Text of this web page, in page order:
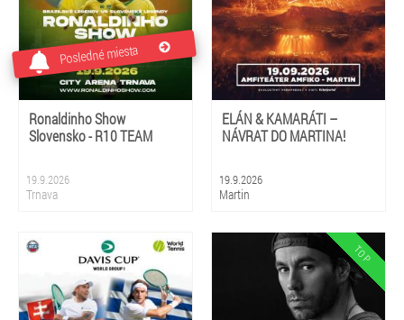
Posledné miesta
Ronaldinho Show
Slovensko - R10 TEAM
19.9.2026
Trnava
ELÁN & KAMARÁTI –
NÁVRAT DO MARTINA!
19.9.2026
Martin